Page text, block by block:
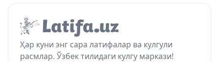
Ҳар куни энг сара латифалар ва кулгули
расмлар. Ўзбек тилидаги кулгу маркази!